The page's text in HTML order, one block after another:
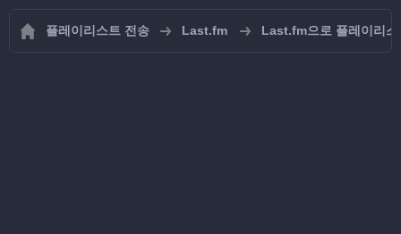
플레이리스트 전송 Last.fm Last.fm으로 플레이리스